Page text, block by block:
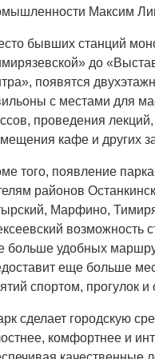
Максим
бывших станций
до
появятся
с местами для
проведения лекций,
кафе и других
того, появление
районов
Марфино,
возможность
больше удобных
еще больше
спортом, прогулок и
сделает городскую
комфортнее и